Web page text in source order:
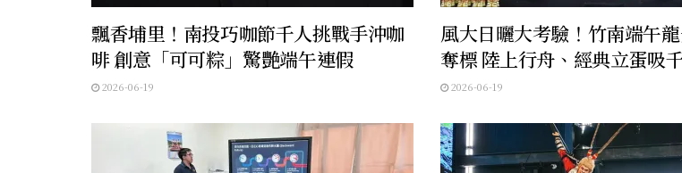
飄香埔里！南投巧咖節千人挑戰手沖咖
啡 創意「可可粽」驚艷端午連假
2026-06-19
風大日曬大考驗！竹南端午
奪標 陸上行舟、經典立蛋吸
2026-06-19